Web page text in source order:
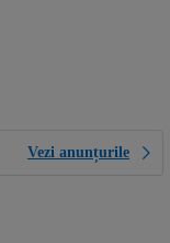
Vezi anunțurile